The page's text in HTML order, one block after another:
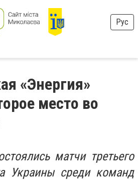
Рус
«Энергия»
место во
матчи третьего
Украины среди команд